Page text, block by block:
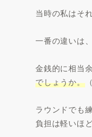
当時の私はそ
一番の違いは、
金銭的に相当
でしょうか。
ラウンドでも
負担は軽いほ